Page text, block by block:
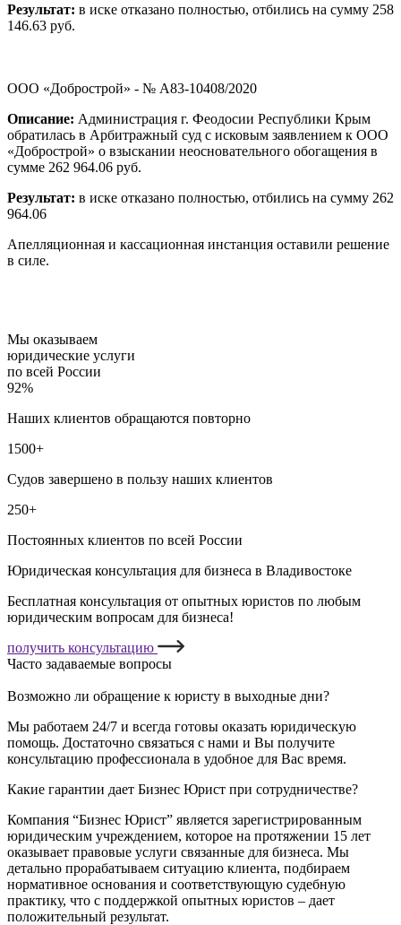
Результат: в иске отказано полностью, отбились на сумму 258
146.63 руб.
ООО «Добрострой» - № А83-10408/2020
Описание: Администрация г. Феодосии Республики Крым
обратилась в Арбитражный суд с исковым заявлением к ООО
«Добрострой» о взыскании неосновательного обогащения в
сумме 262 964.06 руб.
Результат: в иске отказано полностью, отбились на сумму 262
964.06
Апелляционная и кассационная инстанция оставили решение
в силе.
Мы оказываем
юридические услуги
по всей России
92%
Наших клиентов обращаются повторно
1500+
Судов завершено в пользу наших клиентов
250+
Постоянных клиентов по всей России
Юридическая консультация для бизнеса в Владивостоке
Бесплатная консультация от опытных юристов по любым
юридическим вопросам для бизнеса!
получить консультацию
Часто задаваемые вопросы
Возможно ли обращение к юристу в выходные дни?
Мы работаем 24/7 и всегда готовы оказать юридическую
помощь. Достаточно связаться с нами и Вы получите
консультацию профессионала в удобное для Вас время.
Какие гарантии дает Бизнес Юрист при сотрудничестве?
Компания “Бизнес Юрист” является зарегистрированным
юридическим учреждением, которое на протяжении 15 лет
оказывает правовые услуги связанные для бизнеса. Мы
детально прорабатываем ситуацию клиента, подбираем
нормативное основания и соответствующую судебную
практику, что с поддержкой опытных юристов – дает
положительный результат.